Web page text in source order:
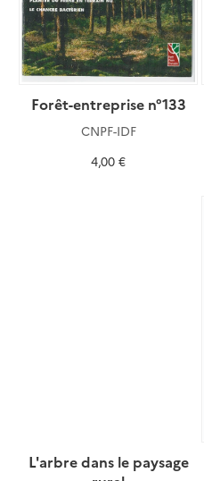
Forêt-entreprise n°133
CNPF-IDF
4,00 €
L'arbre dans le paysage